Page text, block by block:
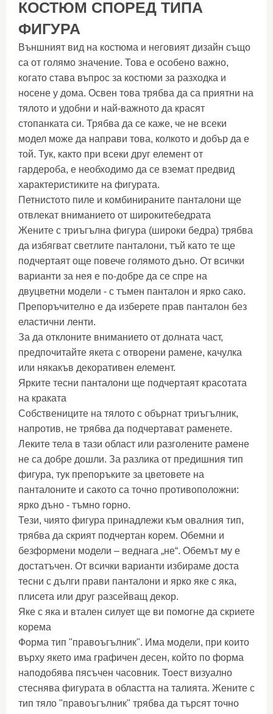
КОСТЮМ СПОРЕД ТИПА
ФИГУРА
Външният вид на костюма и неговият дизайн също
са от голямо значение. Това е особено важно,
когато става въпрос за костюми за разходка и
носене у дома. Освен това трябва да са приятни на
тялото и удобни и най-важното да красят
стопанката си. Трябва да се каже, че не всеки
модел може да направи това, колкото и добър да е
той. Тук, както при всеки друг елемент от
гардероба, е необходимо да се вземат предвид
характеристиките на фигурата.
Петнистото пиле и комбинираните панталони ще
отвлекат вниманието от широкитебедрата
Жените с триъгълна фигура (широки бедра) трябва
да избягват светлите панталони, тъй като те ще
подчертаят още повече голямото дъно. От всички
варианти за нея е по-добре да се спре на
двуцветни модели - с тъмен панталон и ярко сако.
Препоръчително е да изберете прав панталон без
еластични ленти.
За да отклоните вниманието от долната част,
предпочитайте якета с отворени рамене, качулка
или някакъв декоративен елемент.
Ярките тесни панталони ще подчертаят красотата
на краката
Собствениците на тялото с обърнат триъгълник,
напротив, не трябва да подчертават раменете.
Леките тела в тази област или разголените рамене
не са добре дошли. За разлика от предишния тип
фигура, тук препоръките за цветовете на
панталоните и сакото са точно противоположни:
ярко дъно - тъмно горно.
Тези, чиято фигура принадлежи към овалния тип,
трябва да скрият подчертан корем. Обемни и
безформени модели – веднага „не“. Обемът му е
достатъчен. От всички варианти избираме доста
тесни с дълги прави панталони и ярко яке с яка,
плисета или друг разсейващ декор.
Яке с яка и втален силует ще ви помогне да скриете
корема
Форма тип "правоъгълник". Има модели, при които
върху якето има графичен десен, който по форма
наподобява пясъчен часовник. Тоест визуално
стеснява фигурата в областта на талията. Жените с
тип тяло "правоъгълник" трябва да търсят точно